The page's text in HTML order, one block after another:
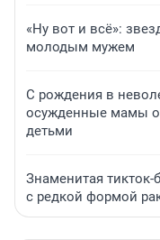
«Ну вот и всё»:
молодым мужем
С рождения в
осужденные мамы
детьми
Знаменитая тикток-
с редкой формой